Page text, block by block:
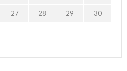
27 28 29 30